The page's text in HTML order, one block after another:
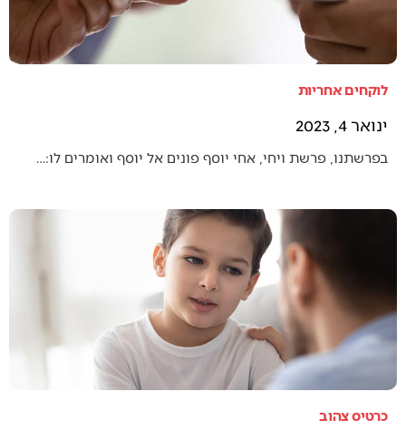
לוקחים אחריות
ינואר 4, 2023
בפרשתנו, פרשת ויחי, אחי יוסף פונים אל יוסף ואומרים לו:…
כרטיס צהוב